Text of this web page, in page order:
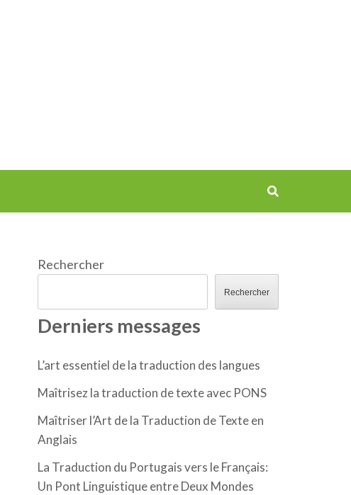
Rechercher
Rechercher
Derniers messages
L’art essentiel de la traduction des langues
Maîtrisez la traduction de texte avec PONS
Maîtriser l’Art de la Traduction de Texte en
Anglais
La Traduction du Portugais vers le Français:
Un Pont Linguistique entre Deux Mondes